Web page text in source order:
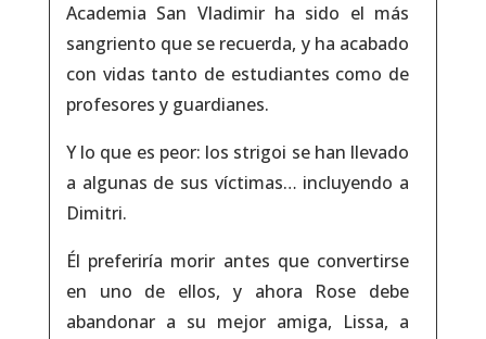
Academia San Vladimir ha sido el más
sangriento que se recuerda, y ha acabado
con vidas tanto de estudiantes como de
profesores y guardianes.
Y lo que es peor: los strigoi se han llevado
a algunas de sus víctimas… incluyendo a
Dimitri.
Él preferiría morir antes que convertirse
en uno de ellos, y ahora Rose debe
abandonar a su mejor amiga, Lissa, a